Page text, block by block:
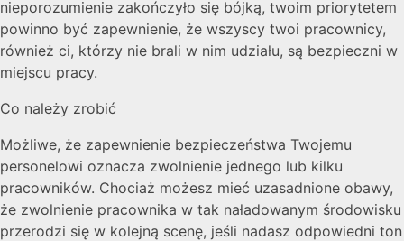
nieporozumienie zakończyło się bójką, twoim priorytetem
powinno być zapewnienie, że wszyscy twoi pracownicy,
również ci, którzy nie brali w nim udziału, są bezpieczni w
miejscu pracy.
Co należy zrobić
Możliwe, że zapewnienie bezpieczeństwa Twojemu
personelowi oznacza zwolnienie jednego lub kilku
pracowników. Chociaż możesz mieć uzasadnione obawy,
że zwolnienie pracownika w tak naładowanym środowisku
przerodzi się w kolejną scenę, jeśli nadasz odpowiedni ton